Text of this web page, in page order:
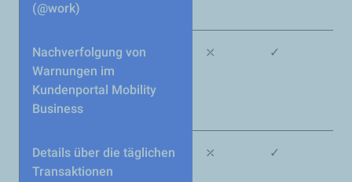
(@work)
Nachverfolgung von
Warnungen im
Kundenportal Mobility
Business
⤫ ✓
Details über die täglichen
Transaktionen
⤫ ✓